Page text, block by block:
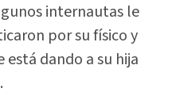
internautas le
por su físico y
dando a su hija